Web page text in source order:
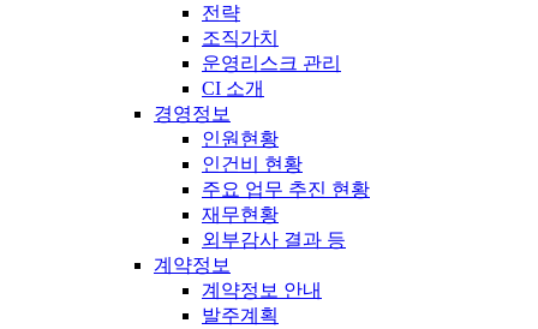
전략
조직가치
운영리스크 관리
CI 소개
경영정보
인원현황
인건비 현황
주요 업무 추진 현황
재무현황
외부감사 결과 등
계약정보
계약정보 안내
발주계획